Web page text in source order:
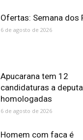
Ofertas: Semana dos
6 de agosto de 2026
Apucarana tem 12
candidaturas a
homologadas
6 de agosto de 2026
Homem com faca é